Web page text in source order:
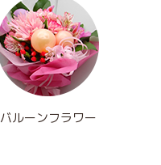
バルーンフラワー